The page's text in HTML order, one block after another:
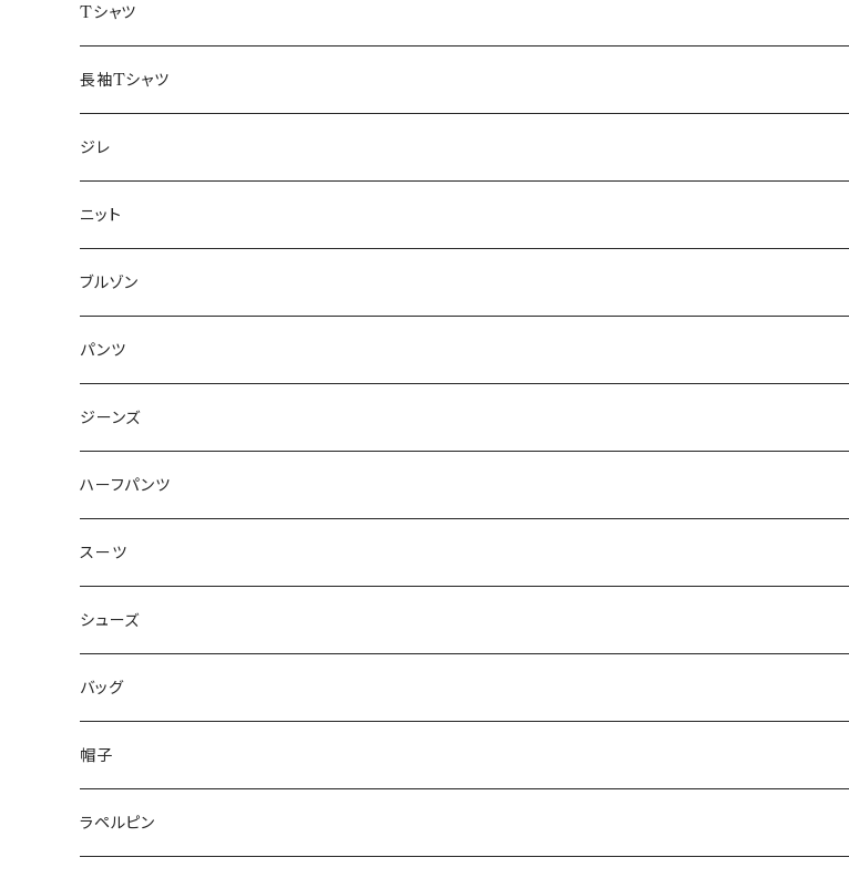
50/XL～
48/L
50/XL～
46/M
48/L
50/XL～
～44/S
46/M
48/L
50/XL～
Tシャツ
～44/S
46/M
48/L
50/XL～
長袖Tシャツ
～44/S
46/M
48/L
50/XL～
ジレ
～44/S
46/M
48/L
50/XL～
ニット
～44/S
46/M
48/L
50/XL～
ブルゾン
～44/S
46/M
48/L
50/XL～
パンツ
～44/S
46/M
48/L
50/XL～
ジーンズ
～44/S
46/M
48/L
50/XL～
ハーフパンツ
～44/S
46/M
48/L
50/XL～
スーツ
～44/S
46/M
48/L
50/XL～
シューズ
～25.5cm
26cm～
27cm～
バッグ
帽子
ラペルピン